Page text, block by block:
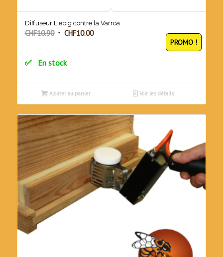
Diffuseur Liebig contre la Varroa
CHF10.90 Le
était :
CHF10.00Le
PROMO !
En stock
Ajouter au panier Voir les détails